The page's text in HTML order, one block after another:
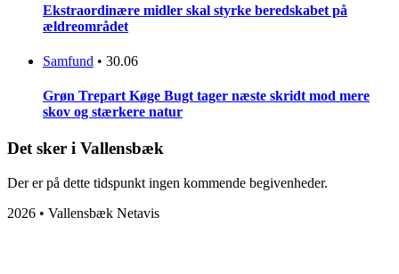
Ekstraordinære midler skal styrke beredskabet på
ældreområdet
Samfund • 30.06
Grøn Trepart Køge Bugt tager næste skridt mod mere
skov og stærkere natur
Det sker i Vallensbæk
Der er på dette tidspunkt ingen kommende begivenheder.
2026 • Vallensbæk Netavis